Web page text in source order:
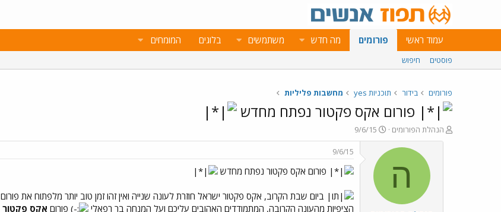
עמוד ראשי פורומים מה חדש משתמשים בלוגים המומחים
פוסטים חיפוש
פורומים בידור תוכניות yes מחשבות פליליות
פורום אקס פקטור נפתח מחדש
פ
ו
הנהלת הפורומים
פ
ו
ס
ם
ב
ת
9/6/15
ה
9/6/15
פורום אקס פקטור נפתח מחדש
ביום שבת הקרוב, אקס פקטור ישראל חוזרת לעונה שנייה ואין זהו זמן טוב יותר מלפתוח את פורום
הציפיות מהעונה הקרובה, המתמודדים האהובים עליכם ועל המנחה בר רפאלי
פורום אקס פקטור